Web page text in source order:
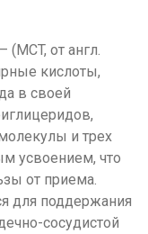
от англ.
кислоты,
в своей
и трех
усвоением, что
от приема.
для поддержания
сосудистой